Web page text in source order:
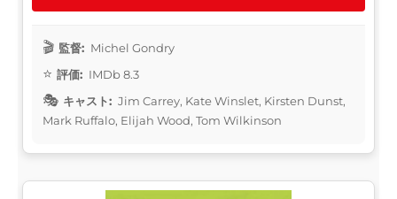
監督: Michel Gondry
評価: IMDb 8.3
キャスト: Jim Carrey, Kate Winslet, Kirsten Dunst,
Mark Ruffalo, Elijah Wood, Tom Wilkinson